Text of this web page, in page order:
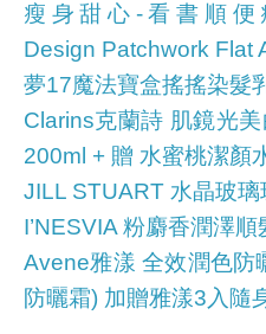
瘦身甜心-看書順便
Design Patchwork Flat
夢17魔法寶盒搖搖染髮
Clarins克蘭詩 肌鏡光
200ml + 贈 水蜜桃潔顏
JILL STUART 水晶玻璃
I’NESVIA 粉麝香潤澤順
Avene雅漾 全效潤色防
防曬霜) 加贈雅漾3入隨